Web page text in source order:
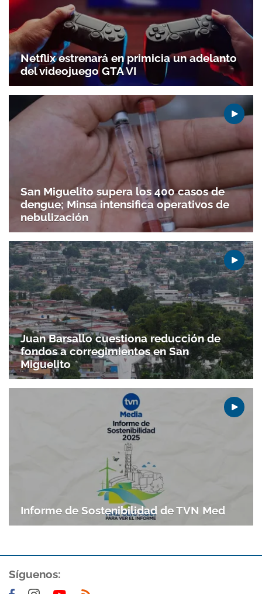
Gracias por suscribirte a nuestro boletín.
ACEPTAR
Netflix estrenará en primicia un adelanto
del videojuego GTA VI
San Miguelito supera los 400 casos de
dengue; Minsa intensifica operativos de
nebulización
Juan Barsallo cuestiona reducción de
fondos a corregimientos en San
Miguelito
Informe de Sostenibilidad de TVN Med
Síguenos: